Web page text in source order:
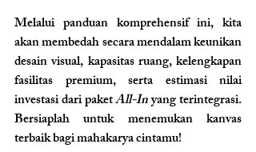
Melalui panduan komprehensif ini, kita
akan membedah secara mendalam keunikan
desain visual, kapasitas ruang, kelengkapan
fasilitas premium, serta estimasi nilai
investasi dari paket All-In yang terintegrasi.
Bersiaplah untuk menemukan kanvas
terbaik bagi mahakarya cintamu!